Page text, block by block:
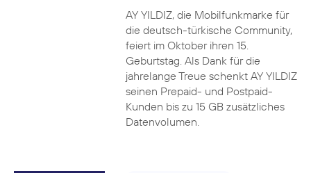
AY YILDIZ, die Mobilfunkmarke für
die deutsch-türkische Community,
feiert im Oktober ihren 15.
Geburtstag. Als Dank für die
jahrelange Treue schenkt AY YILDIZ
seinen Prepaid- und Postpaid-
Kunden bis zu 15 GB zusätzliches
Datenvolumen.